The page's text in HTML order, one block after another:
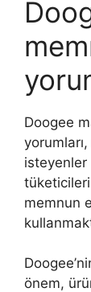
Doogee
isteyenler
memnun
önem,